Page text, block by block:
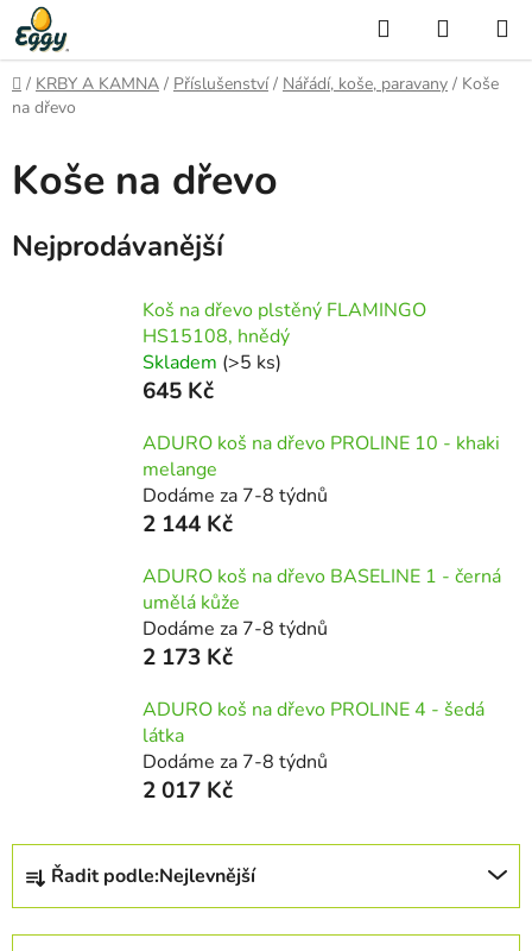
Přejít
na
obsah
Hledat
KOŠÍK
Domů
/ KRBY A KAMNA / Příslušenství / Nářádí, koše, paravany / Koše
na dřevo
Koše na dřevo
Nejprodávanější
Koš na dřevo plstěný FLAMINGO
HS15108, hnědý
Skladem (>5 ks)
645 Kč
ADURO koš na dřevo PROLINE 10 - khaki
melange
Dodáme za 7-8 týdnů
2 144 Kč
ADURO koš na dřevo BASELINE 1 - černá
umělá kůže
Dodáme za 7-8 týdnů
2 173 Kč
ADURO koš na dřevo PROLINE 4 - šedá
látka
Dodáme za 7-8 týdnů
2 017 Kč
Ř
z
Řadit podle:Nejlevnější